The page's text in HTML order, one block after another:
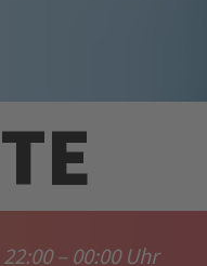
– 00:00 Uhr